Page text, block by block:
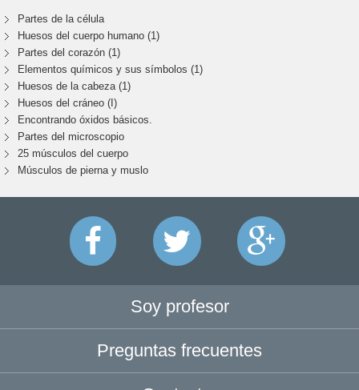
Partes de la célula
Huesos del cuerpo humano (1)
Partes del corazón (1)
Elementos químicos y sus símbolos (1)
Huesos de la cabeza (1)
Huesos del cráneo (I)
Encontrando óxidos básicos.
Partes del microscopio
25 músculos del cuerpo
Músculos de pierna y muslo
Soy profesor
Preguntas frecuentes